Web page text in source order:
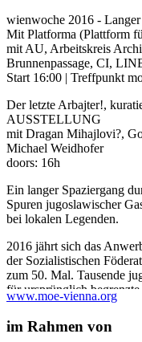
wienwoche 2016 -
Mit Platforma (Plattform
mit AU, Arbeitskreis
Brunnenpassage, CI,
Start 16:00 | Treffpunkt
Der letzte Arbajter!,
AUSSTELLUNG
mit Dragan Mihajlovi?,
Michael Weidhofer
doors: 16h
Ein langer Spaziergang
Spuren jugoslawischer
bei lokalen Legenden.
2016 jährt sich das
der Sozialistischen
zum 50. Mal. Tausende
für ursprünglich
blieben. Die neu
Kreation) nimmt das
und die politischen
www.moe-vienna.org
im Rahmen von